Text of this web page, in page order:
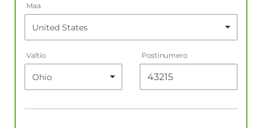
Maa
Valtio Postinumero